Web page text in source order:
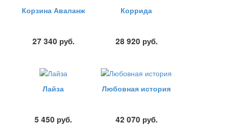
Корзина Аваланж
27 340 руб.
Коррида
28 920 руб.
Лайза
5 450 руб.
Любовная история
42 070 руб.